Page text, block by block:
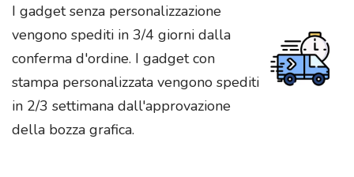
I gadget senza personalizzazione
vengono spediti in 3/4 giorni dalla
conferma d'ordine. I gadget con
stampa personalizzata vengono spediti
in 2/3 settimana dall'approvazione
della bozza grafica.